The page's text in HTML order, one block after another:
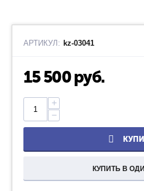
АРТИКУЛ: kz-03041
15 500руб.
+
−
КУПИТЬ В